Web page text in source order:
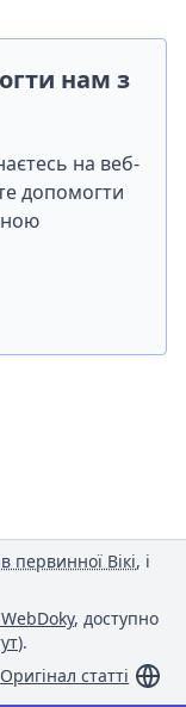
нам з
на веб-
допомогти
первинної Вікі, і
, доступно
).
Оригінал статті